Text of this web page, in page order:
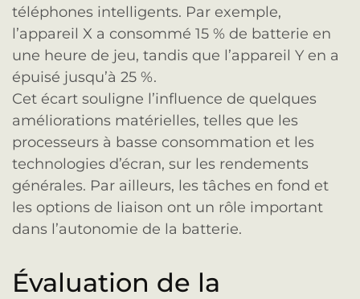
téléphones intelligents. Par exemple,
l’appareil X a consommé 15 % de batterie en
une heure de jeu, tandis que l’appareil Y en a
épuisé jusqu’à 25 %.
Cet écart souligne l’influence de quelques
améliorations matérielles, telles que les
processeurs à basse consommation et les
technologies d’écran, sur les rendements
générales. Par ailleurs, les tâches en fond et
les options de liaison ont un rôle important
dans l’autonomie de la batterie.
Évaluation de la